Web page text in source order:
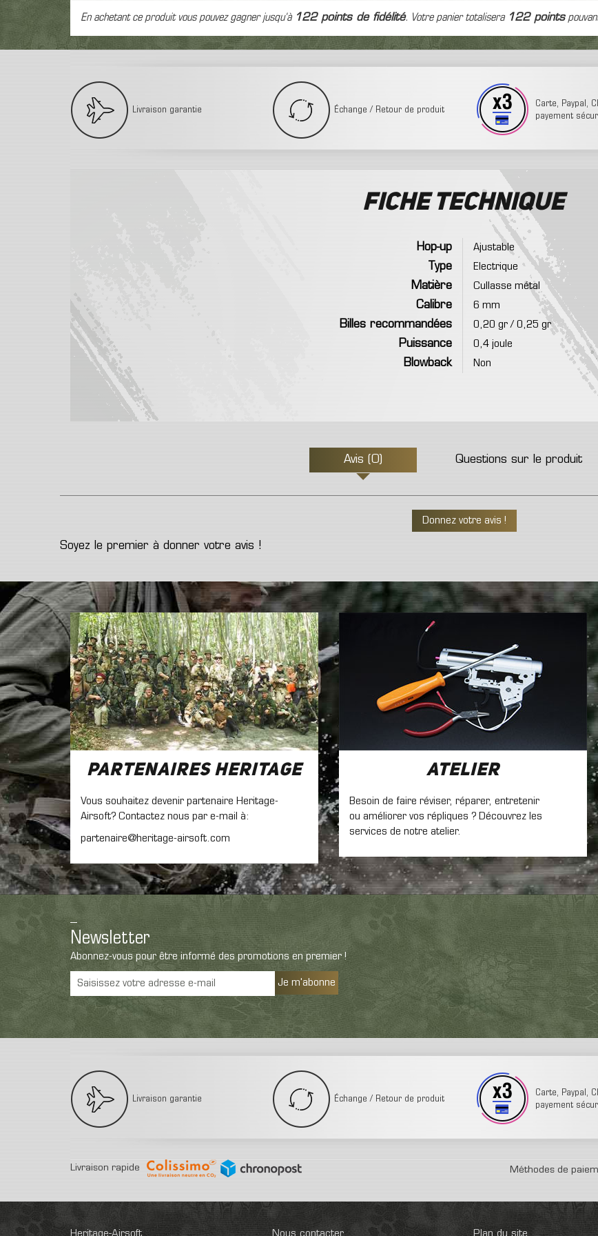
En achetant ce produit vous pouvez gagner jusqu'à 122points de fidélité. Votre panier totalisera 122points
Livraison garantie Échange / Retour de produit
Carte, Paypal,
payement
Fiche technique
Hop-up
Ajustable
Type
Electrique
Matière
Cullasse métal
Calibre
6 mm
Billes recommandées
0,20 gr / 0,25 gr
Puissance
0,4 joule
Blowback
Non
Avis (0) Questions sur le produit
Donnez votre avis !
Soyez le premier à donner votre avis !
Partenaires Heritage
Vous souhaitez devenir partenaire Heritage-
Airsoft? Contactez nous par e-mail à:
partenaire@heritage-airsoft.com
Atelier
Besoin de faire réviser, réparer, entretenir
ou améliorer vos répliques ? Découvrez les
services de notre atelier.
Newsletter
Abonnez-vous pour être informé des promotions en premier !
Je m'abonne
Livraison garantie Échange / Retour de produit
Carte, Paypal,
payement
Livraison rapide Méthodes de